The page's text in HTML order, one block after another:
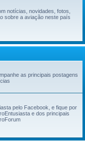
notícias, novidades, fotos,
sobre a aviação neste país
as principais postagens
pelo Facebook, e fique por
e dos principais